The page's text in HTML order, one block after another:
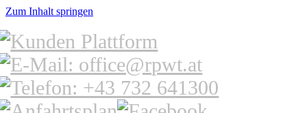
Zum Inhalt springen